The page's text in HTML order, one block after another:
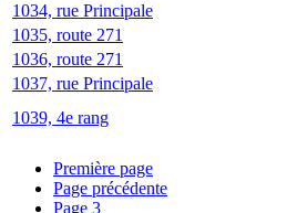
1034, rue Principale
1035, route 271
1036, route 271
1037, rue Principale
1039, 4e rang
Première page
Page précédente
Page 3